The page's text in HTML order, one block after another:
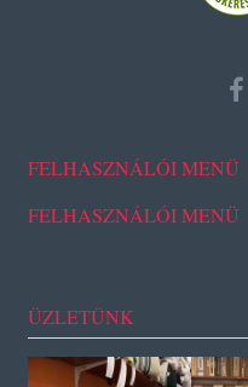
FELHASZNÁLÓI MENÜ
FELHASZNÁLÓI MENÜ
ÜZLETÜNK